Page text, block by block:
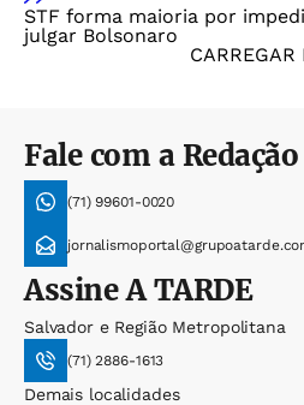
STF forma maioria por
julgar Bolsonaro
CARREGAR
Fale com a Redação
(71) 99601-0020
AssineA TARDE
Salvador e Região Metropolitana
(71) 2886-1613
Demais localidades